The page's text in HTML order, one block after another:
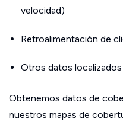
velocidad)
Retroalimentación de
Otros datos
Obtenemos datos de
nuestros mapas de